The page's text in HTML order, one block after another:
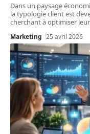
Dans un paysage
la typologie client est
cherchant à optimiser
Marketing 25 avril 2026